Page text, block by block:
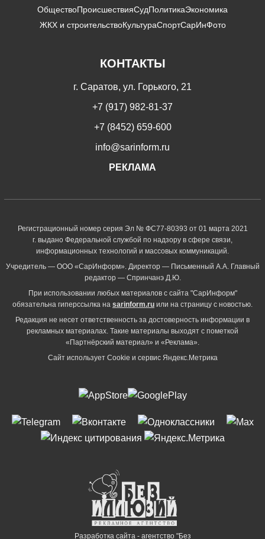
ОбществоПроисшествияСудПолитикаЭкономика
ЖКХ и строительствоКультураСпортСарИнФото
КОНТАКТЫ
г. Саратов, ул. Горького, 21
+7 (917) 982-81-37
+7 (8452) 659-600
info@sarinform.ru
РЕКЛАМА
Регистрационный номер серия Эл № ФС77-80393 от 01 марта 2021
г. выдано Федеральной службой по надзору в сфере связи,
информационных технологий и массовых коммуникаций.
Учредитель — ООО «СарИнформ». Директор — Письменный А.А. Главный
редактор — Спринчанэ Д.Ю.
При использовании любых материалов с сайта "СарИнформ"
обязательна гиперссылка на sarinform.ru или на страницу с новостью.
Редакция не несет ответственность за достоверность информации в
рекламных материалах. Такие материалы выходят с пометкой
«Партнёрский материал» и «Реклама».
Сайт использует Cookie и сервиc Яндекс.Метрика
Разработка сайта - агентство "Без